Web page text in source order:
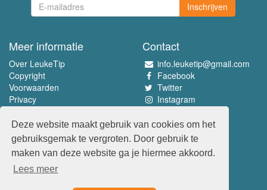
Deze website maakt gebruik van cookies om het
gebruiksgemak te vergroten. Door gebruik te
maken van deze website ga je hiermee akkoord.
Lees meer
Inschrijven
Meer informatie
Over LeukeTip
Copyright
Voorwaarden
Privacy
Contact
info.leuketip@gmail.com
Facebook
Twitter
Instagram
Beleef het allerleukste
www.leuketip.nl
www.leuketip.com
www.leuketip.de